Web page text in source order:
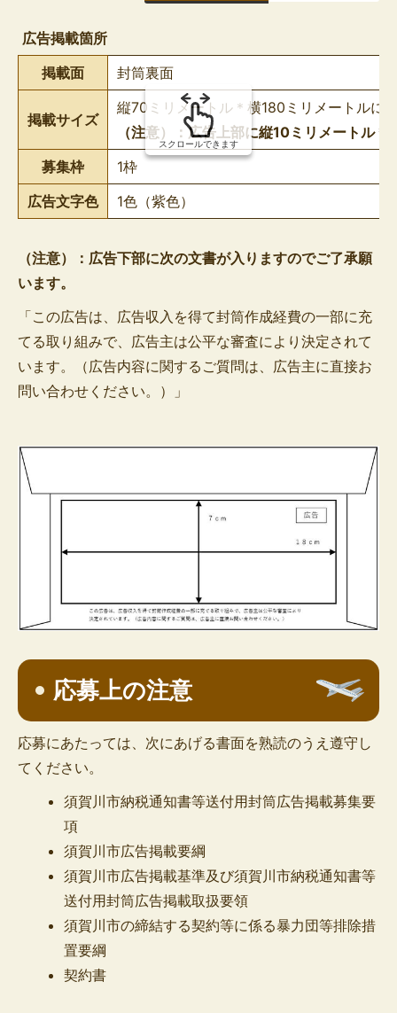
み
の
広告掲載箇所
掲載面
封筒裏面
掲載サイズ
縦70ミリメートル＊横180ミリメートルに
（注意）：広告上部に縦10ミリメートル
募集枠
1枠
広告文字色
1色（紫色）
スクロールできます
（注意）：広告下部に次の文書が入りますのでご了承願
います。
「この広告は、広告収入を得て封筒作成経費の一部に充
てる取り組みで、広告主は公平な審査により決定されて
います。（広告内容に関するご質問は、広告主に直接お
問い合わせください。）」
応募上の注意
応募にあたっては、次にあげる書面を熟読のうえ遵守し
てください。
須賀川市納税通知書等送付用封筒広告掲載募集要
項
須賀川市広告掲載要綱
須賀川市広告掲載基準及び須賀川市納税通知書等
送付用封筒広告掲載取扱要領
須賀川市の締結する契約等に係る暴力団等排除措
置要綱
契約書